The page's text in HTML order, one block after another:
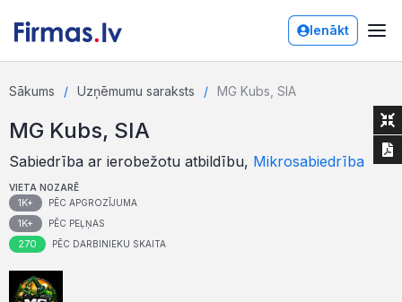
Ienākt
Sākums Uzņēmumu saraksts MG Kubs, SIA
MG Kubs, SIA
Sabiedrība ar ierobežotu atbildību, Mikrosabiedrība
VIETA NOZARĒ
1K+ PĒC APGROZĪJUMA
1K+ PĒC PEĻŅAS
270 PĒC DARBINIEKU SKAITA